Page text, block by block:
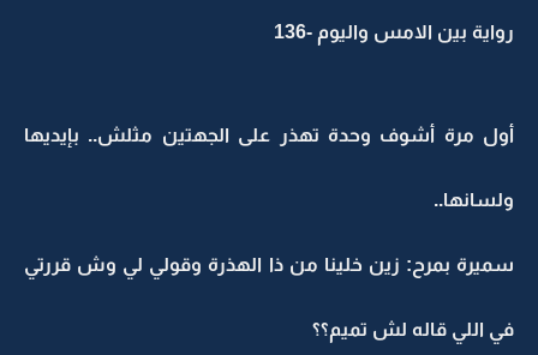
رواية بين الامس واليوم -136
أول مرة أشوف وحدة تهذر على الجهتين مثلش.. بإيديها
ولسانها..
سميرة بمرح: زين خلينا من ذا الهذرة وقولي لي وش قررتي
في اللي قاله لش تميم؟؟